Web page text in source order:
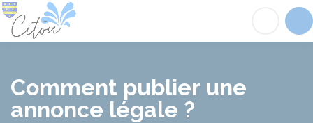
Comment publier une
annonce légale ?